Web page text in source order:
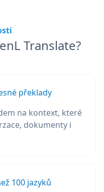
Translate?
překlady
na kontext, které
dokumenty i
100 jazyků